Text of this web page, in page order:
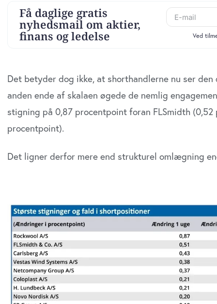
Det betyder dog ikke, at shorthandlerne nu ser
anden ende af skalaen øgede de nemlig
stigning på 0,87 procentpoint foran FLSmidth
procentpoint).
Det ligner derfor mere end strukturel omlægning